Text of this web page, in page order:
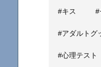
#キス #
#アダルトグ
#心理テスト